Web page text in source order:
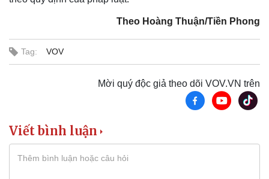
Tiêu dùng
Theo Hoàng Thuận/Tiền Phong
Tag: VOV
Mời quý độc giả theo dõi VOV.VN trên
Viết bình luận